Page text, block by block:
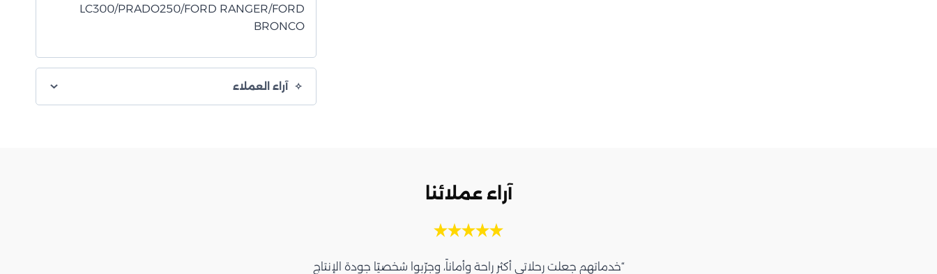
LC300/PRADO250/FORD RANGER/FORD
BRONCO
آراء العملاء
آراء عملائنا
“خدماتهم جعلت رحلاتي أكثر راحة وأماناً، وجرّبوا شخصيًا جودة الإنتاج